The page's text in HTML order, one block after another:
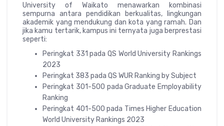
University of Waikato menawarkan kombinasi
sempurna antara pendidikan berkualitas, lingkungan
akademik yang mendukung dan kota yang ramah. Dan
jika kamu tertarik, kampus ini ternyata juga berprestasi
seperti:
Peringkat 331 pada QS World University Rankings
2023
Peringkat 383 pada QS WUR Ranking by Subject
Peringkat 301-500 pada Graduate Employability
Ranking
Peringkat 401-500 pada Times Higher Education
World University Rankings 2023